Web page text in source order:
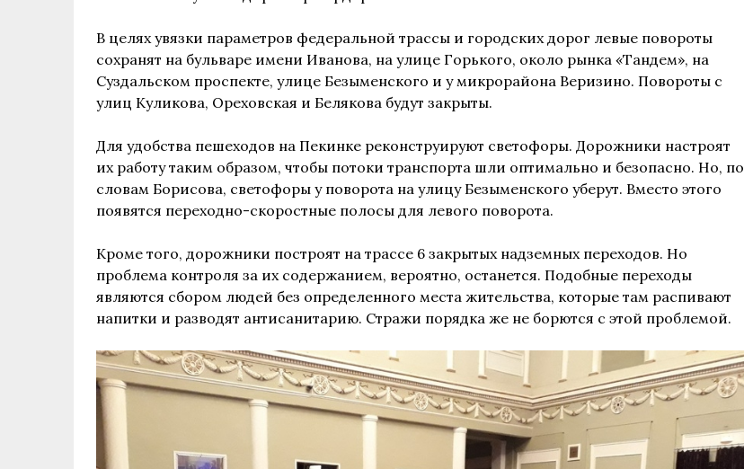
В целях увязки параметров федеральной трассы и городских дорог левые повороты
сохранят на бульваре имени Иванова, на улице Горького, около рынка «Тандем», на
Суздальском проспекте, улице Безыменского и у микрорайона Веризино. Повороты с
улиц Куликова, Ореховская и Белякова будут закрыты.
Для удобства пешеходов на Пекинке реконструируют светофоры. Дорожники настроят
их работу таким образом, чтобы потоки транспорта шли оптимально и безопасно. Но, по
словам Борисова, светофоры у поворота на улицу Безыменского уберут. Вместо этого
появятся переходно-скоростные полосы для левого поворота.
Кроме того, дорожники построят на трассе 6 закрытых надземных переходов. Но
проблема контроля за их содержанием, вероятно, останется. Подобные переходы
являются сбором людей без определенного места жительства, которые там распивают
напитки и разводят антисанитарию. Стражи порядка же не борются с этой проблемой.